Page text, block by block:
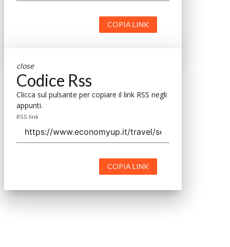
COPIA LINK
close
Codice Rss
Clicca sul pulsante per copiare il link RSS negli
appunti.
RSS link
COPIA LINK